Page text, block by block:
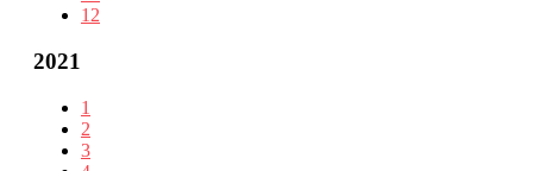
12
2021
1
2
3